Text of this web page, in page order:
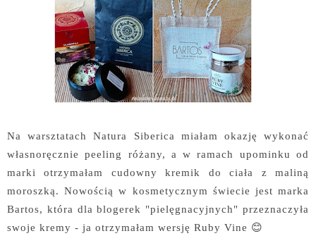
Na warsztatach Natura Siberica miałam okazję wykonać
własnoręcznie peeling różany, a w ramach upominku od
marki otrzymałam cudowny kremik do ciała z maliną
moroszką. Nowością w kosmetycznym świecie jest marka
Bartos, która dla blogerek "pielęgnacyjnych" przeznaczyła
swoje kremy - ja otrzymałam wersję Ruby Vine 😊